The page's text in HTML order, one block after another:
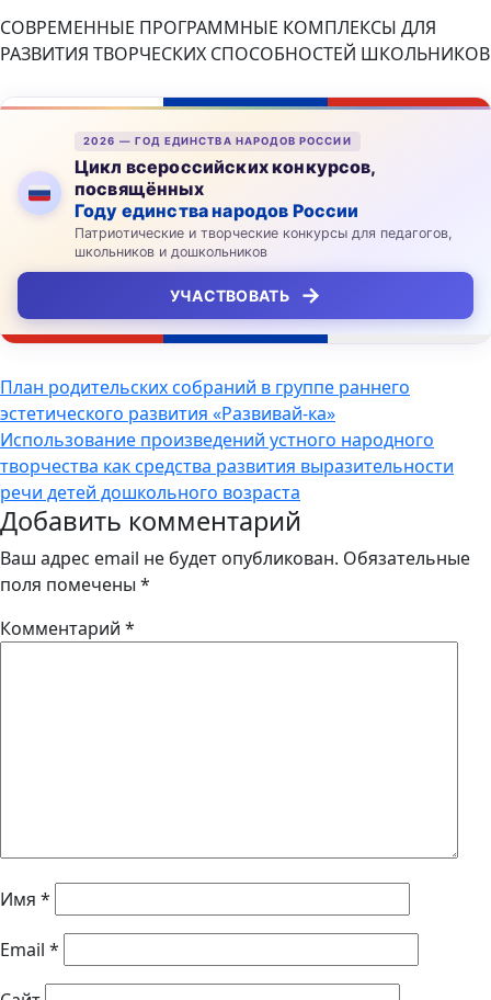
СОВРЕМЕННЫЕ ПРОГРАММНЫЕ КОМПЛЕКСЫ ДЛЯ
РАЗВИТИЯ ТВОРЧЕСКИХ СПОСОБНОСТЕЙ ШКОЛЬНИКОВ
2026 — ГОД ЕДИНСТВА НАРОДОВ РОССИИ
Цикл всероссийских конкурсов,
посвящённых
Году единства народов России
Патриотические и творческие конкурсы для педагогов,
школьников и дошкольников
УЧАСТВОВАТЬ →
Навигация
по
записям
План родительских собраний в группе раннего
эстетического развития «Развивай-ка»
Использование произведений устного народного
творчества как средства развития выразительности
речи детей дошкольного возраста
Добавить комментарий
Ваш адрес email не будет опубликован. Обязательные
поля помечены *
Комментарий *
Имя *
Email *